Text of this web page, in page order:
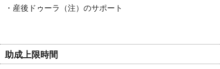
・産後ドゥーラ（注）のサポート
助成上限時間